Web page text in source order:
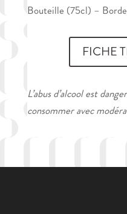
Bouteille (75cl) –
FICHE
L’abus d’alcool est
consommer avec